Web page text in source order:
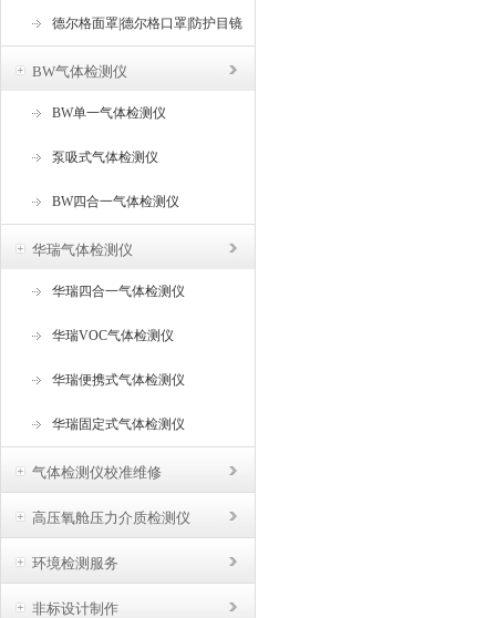
德尔格面罩|德尔格口罩|防护目镜
BW气体检测仪
BW单一气体检测仪
泵吸式气体检测仪
BW四合一气体检测仪
华瑞气体检测仪
华瑞四合一气体检测仪
华瑞VOC气体检测仪
华瑞便携式气体检测仪
华瑞固定式气体检测仪
气体检测仪校准维修
高压氧舱压力介质检测仪
环境检测服务
非标设计制作